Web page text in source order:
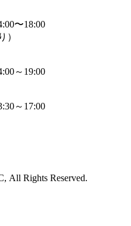
〜18:00
）
～19:00
～17:00
Rights Reserved.